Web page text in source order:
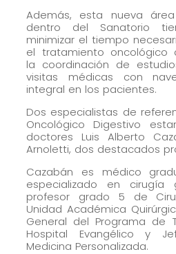
Además, esta nueva
dentro del Sanatorio
minimizar el tiempo
el tratamiento oncológico
la coordinación de
visitas médicas con
integral en los pacientes.
Dos especialistas de
Oncológico Digestivo
doctores Luis Alberto
Arnoletti, dos destacados
Cazabán es médico
especializado en cirugía
profesor grado 5 de
Unidad Académica
General del Programa de
Hospital Evangélico y
Medicina Personalizada.